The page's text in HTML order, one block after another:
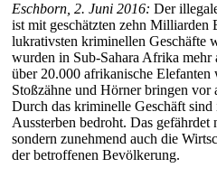
Eschborn, 2. Juni 2016: Der
ist mit geschätzten zehn Milliarden
lukrativsten kriminellen Geschäfte
wurden in Sub-Sahara Afrika
über 20.000 afrikanische
Stoßzähne und Hörner bringen
Durch das kriminelle Geschäft
Aussterben bedroht. Das
sondern zunehmend auch die
der betroffenen Bevölkerung.